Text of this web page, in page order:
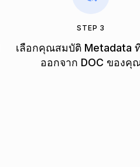
STEP 3
เลือกคุณสมบัติ Metadata
ออกจาก DOC ของคุ